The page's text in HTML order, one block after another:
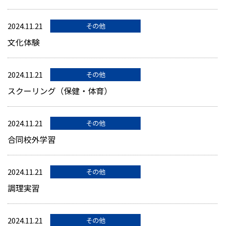
2024.11.21 その他
文化体験
2024.11.21 その他
スクーリング（保健・体育）
2024.11.21 その他
合同校外学習
2024.11.21 その他
調理実習
2024.11.21 その他